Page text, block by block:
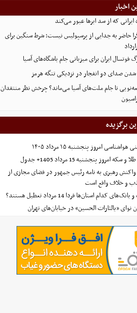
اخبار
ایرانی که از سد ابرها عبور می‌کند
حاضر به جدایی از پرسپولیس نیست؛ شرط سنگین برای
فوتسال ایران برای میزبانی جام باشگاه‌های آسیا
صدای دو انفجار در نزدیکی تنگه هرمز
تا جام ملت‌های آسیا می‌ماند؟ چرخش نظر منتقدان
برگزیده
امروز پنجشنبه ۱۵ مرداد ۱۴۰۵
امروز پنجشنبه 15 مرداد 1405+ جدول
رهبری به نامه رئیس جمهور در فضای مجازی از
و خلاف واقع است
کدام استان‌ها فردا 14 مرداد تعطیل هستند؟
نوای «یالثارات الحسین» در خیابان‌های تهران